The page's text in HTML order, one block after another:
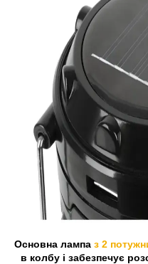
Основна лампа з 2
в колбу і забезпечує